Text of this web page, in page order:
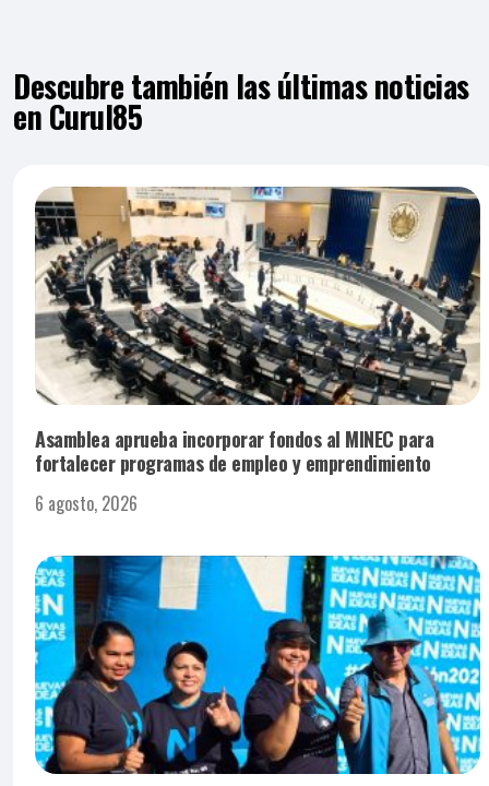
Descubre también las últimas noticias
en Curul85
Asamblea aprueba incorporar fondos al MINEC para
fortalecer programas de empleo y emprendimiento
6 agosto, 2026